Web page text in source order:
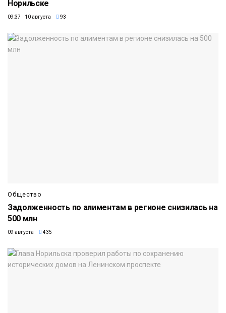
Норильске
09:37 10 августа 93
Общество
Задолженность по алиментам в регионе снизилась на
500 млн
09 августа 435